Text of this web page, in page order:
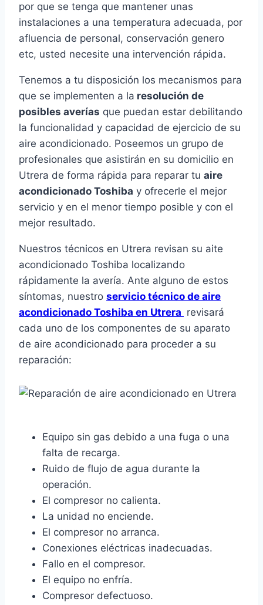
por que se tenga que mantener unas
instalaciones a una temperatura adecuada, por
afluencia de personal, conservación genero
etc, usted necesite una intervención rápida.
Tenemos a tu disposición los mecanismos para
que se implementen a la resolución de
posibles averías que puedan estar debilitando
la funcionalidad y capacidad de ejercicio de su
aire acondicionado. Poseemos un grupo de
profesionales que asistirán en su domicilio en
Utrera de forma rápida para reparar tu aire
acondicionado Toshiba y ofrecerle el mejor
servicio y en el menor tiempo posible y con el
mejor resultado.
Nuestros técnicos en Utrera revisan su aite
acondicionado Toshiba localizando
rápidamente la avería. Ante alguno de estos
síntomas, nuestro servicio técnico de aire
acondicionado Toshiba en Utrera revisará
cada uno de los componentes de su aparato
de aire acondicionado para proceder a su
reparación:
Equipo sin gas debido a una fuga o una
falta de recarga.
Ruido de flujo de agua durante la
operación.
El compresor no calienta.
La unidad no enciende.
El compresor no arranca.
Conexiones eléctricas inadecuadas.
Fallo en el compresor.
El equipo no enfría.
Compresor defectuoso.